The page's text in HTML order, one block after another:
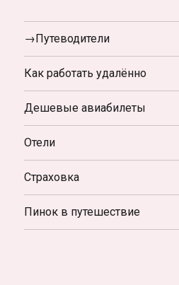
→Путеводители
Как работать удалённо
Дешевые авиабилеты
Отели
Страховка
Пинок в путешествие